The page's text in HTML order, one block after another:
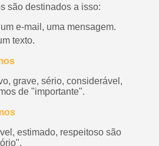
são destinados a isso:
e-mail, uma mensagem.
texto.
grave, sério, considerável,
de "importante".
estimado, respeitoso são